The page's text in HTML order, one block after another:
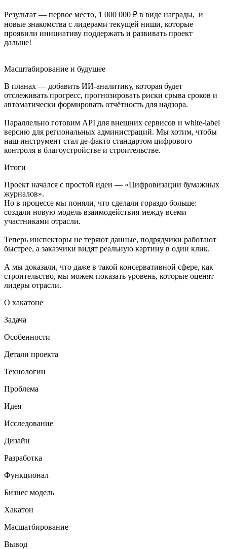
Результат — первое место, 1 000 000 ₽ в виде награды, и
новые знакомства с лидерами текущей ниши, которые
проявили инициативу поддержать и развивать проект
дальше!
Масштабирование и будущее
В планах — добавить ИИ-аналитику, которая будет
отслеживать прогресс, прогнозировать риски срыва сроков и
автоматически формировать отчётность для надзора.
Параллельно готовим API для внешних сервисов и white-label
версию для региональных администраций. Мы хотим, чтобы
наш инструмент стал де-факто стандартом цифрового
контроля в благоустройстве и строительстве.
Итоги
Проект начался с простой идеи — «Цифровизации бумажных
журналов».
Но в процессе мы поняли, что сделали гораздо больше:
создали новую модель взаимодействия между всеми
участниками отрасли.
Теперь инспекторы не теряют данные, подрядчики работают
быстрее, а заказчики видят реальную картину в один клик.
А мы доказали, что даже в такой консервативной сфере, как
строительство, мы можем показать уровень, которые оценят
лидеры отрасли.
О хакатоне
Задача
Особенности
Детали проекта
Технологии
Проблема
Идея
Исследование
Дизайн
Разработка
Функционал
Бизнес модель
Хакатон
Масшатбирование
Вывод